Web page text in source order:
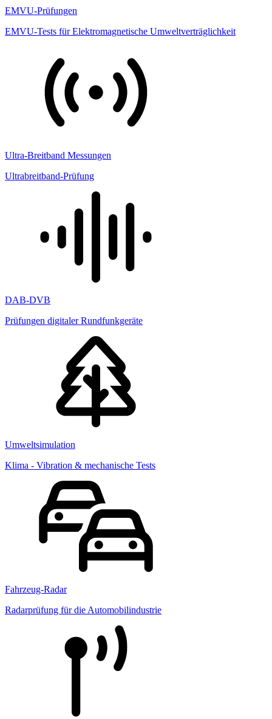
EMVU-Prüfungen
EMVU-Tests für Elektromagnetische Umweltverträglichkeit
Ultra-Breitband Messungen
Ultrabreitband-Prüfung
DAB-DVB
Prüfungen digitaler Rundfunkgeräte
Umweltsimulation
Klima - Vibration & mechanische Tests
Fahrzeug-Radar
Radarprüfung für die Automobilindustrie